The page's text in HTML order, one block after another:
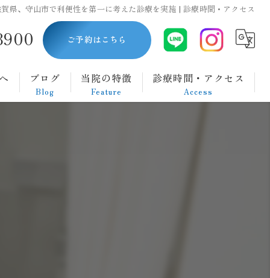
県、守山市で利便性を第一に考えた診療を実施 | 診療時間・アクセス
ご予約はこちら
ブログ
Blog
当院の特徴
Feature
診療時間・アクセス
Access